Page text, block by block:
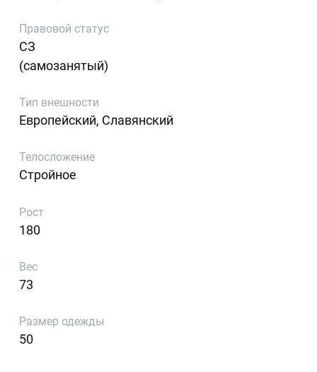
Правовой статус
СЗ
(самозанятый)
Тип внешности
Европейский, Славянский
Телосложение
Стройное
Рост
180
Вес
73
Размер одежды
50